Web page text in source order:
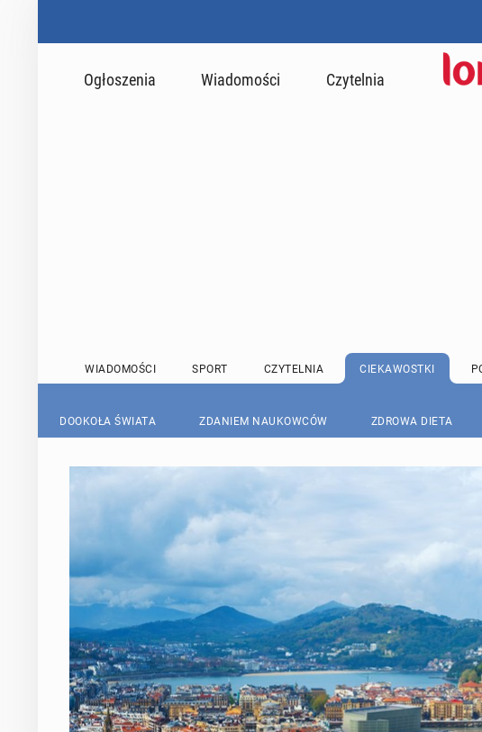
Ogłoszenia Wiadomości Czytelnia
WIADOMOŚCI SPORT CZYTELNIA CIEKAWOSTKI
DOOKOŁA ŚWIATA ZDANIEM NAUKOWCÓW ZDROWA DIETA